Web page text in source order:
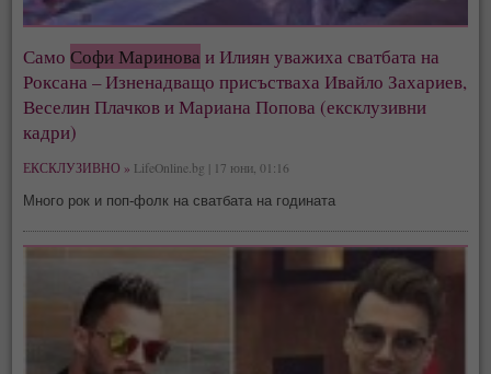
Само Софи Маринова и Илиян уважиха сватбата на
Роксана – Изненадващо присъстваха Ивайло Захариев,
Веселин Плачков и Мариана Попова (ексклузивни
кадри)
ЕКСКЛУЗИВНО » LifeOnline.bg | 17 юни, 01:16
Много рок и поп-фолк на сватбата на годината